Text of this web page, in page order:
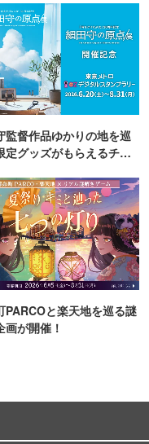
監督作品ゆかりの地を巡
定グッズがもらえるチャ
PARCOと楽天地を巡る謎
画が開催！